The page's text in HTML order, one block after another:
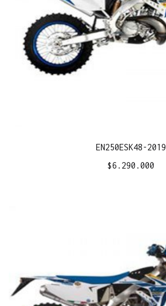
EN250ESK48-2019
$6.290.000